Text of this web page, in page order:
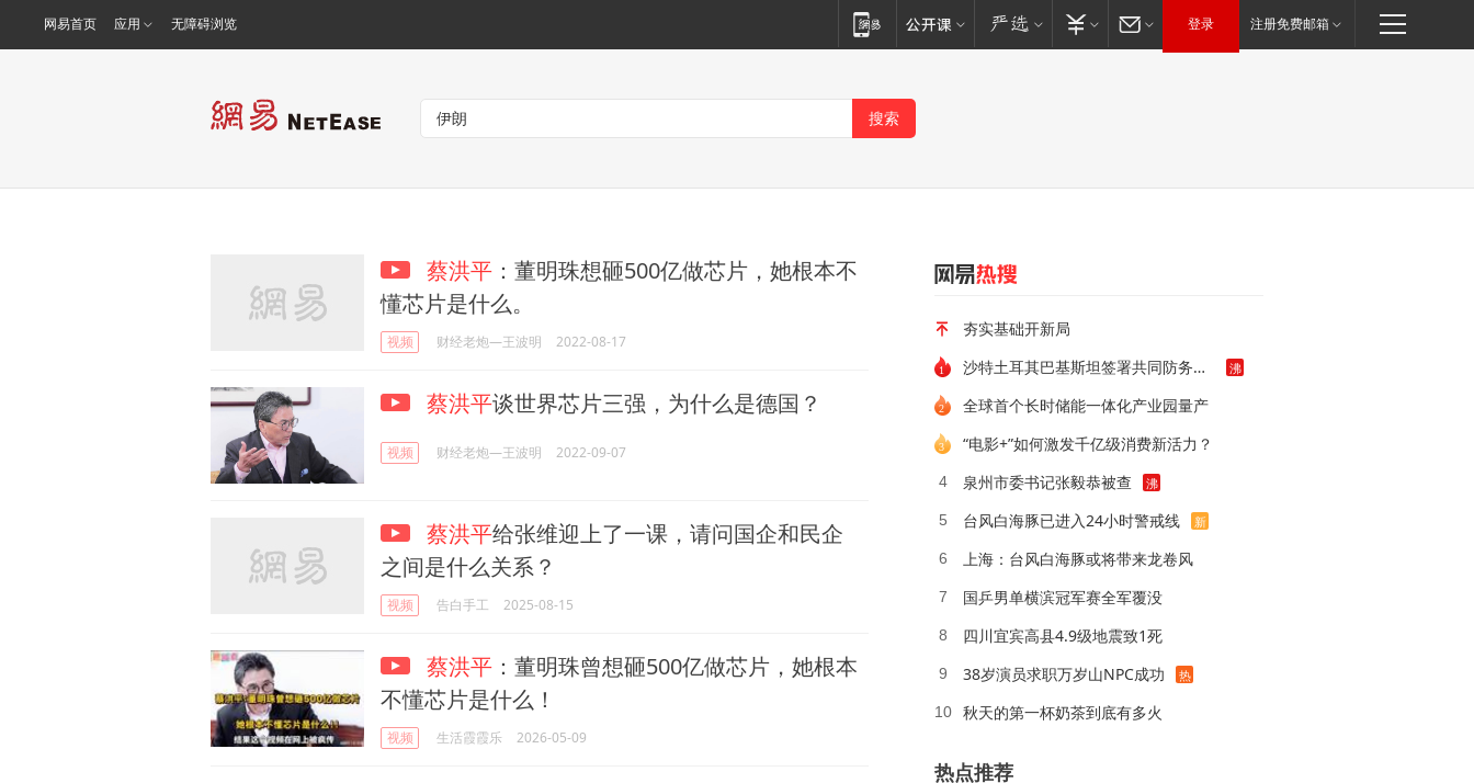
网易首页 应用 无障碍浏览 登录 注册免费邮箱
蔡洪平 ：董明珠想砸500亿做芯片，她根本不
懂芯片是什么。
视频 财经老炮—王波明 2022-08-17
蔡洪平谈世界芯片三强，为什么是德国？
视频 财经老炮—王波明 2022-09-07
蔡洪平给张维迎上了一课，请问国企和民企
之间是什么关系？
视频 告白手工 2025-08-15
蔡洪平 ：董明珠曾想砸500亿做芯片，她根本
不懂芯片是什么！
视频 生活霞霞乐 2026-05-09
夯实基础开新局
沙特土耳其巴基斯坦签署共同防务协议 沸
全球首个长时储能一体化产业园量产
“电影+”如何激发千亿级消费新活力？
4 泉州市委书记张毅恭被查 沸
5 台风白海豚已进入24小时警戒线 新
6 上海：台风白海豚或将带来龙卷风
7 国乒男单横滨冠军赛全军覆没
8 四川宜宾高县4.9级地震致1死
9 38岁演员求职万岁山NPC成功 热
10 秋天的第一杯奶茶到底有多火
热点推荐